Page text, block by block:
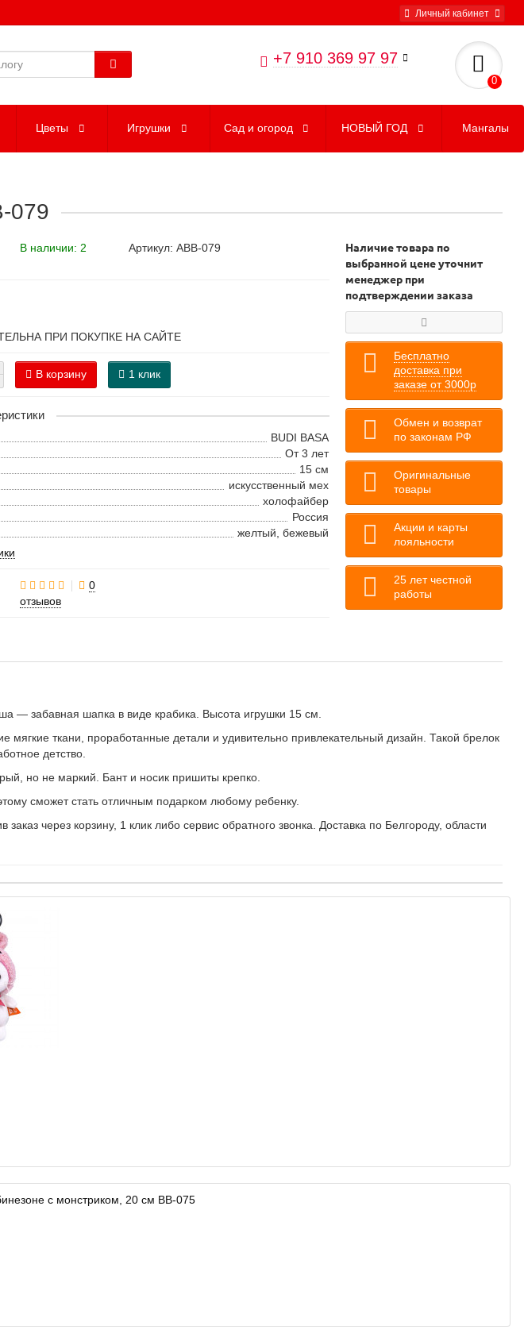
Личный кабинет
+7 910 369 97 97
0
Цветы Игрушки Сад и огород НОВЫЙ ГОД Мангалы
079
В наличии: 2 Артикул: ABB-079
ПРИ ПОКУПКЕ НА САЙТЕ
В корзину 1 клик
BUDI BASA
От 3 лет
15 см
искусственный мех
холофайбер
Россия
желтый, бежевый
0
отзывов
Наличие товара по
выбранной цене уточнит
менеджер при
подтверждении заказа
Бесплатно
доставка при
заказе от 3000р
Обмен и возврат
по законам РФ
Оригинальные
товары
Акции и карты
лояльности
25 лет честной
работы
— забавная шапка в виде крабика. Высота игрушки 15 см.
мягкие ткани, проработанные детали и удивительно привлекательный дизайн. Такой брелок
детство.
но не маркий. Бант и носик пришиты крепко.
сможет стать отличным подарком любому ребенку.
через корзину, 1 клик либо сервис обратного звонка. Доставка по Белгороду, области